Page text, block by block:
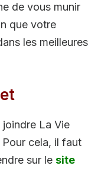
de vous munir
que votre
les meilleures
La Vie
Pour cela, il faut
sur le site